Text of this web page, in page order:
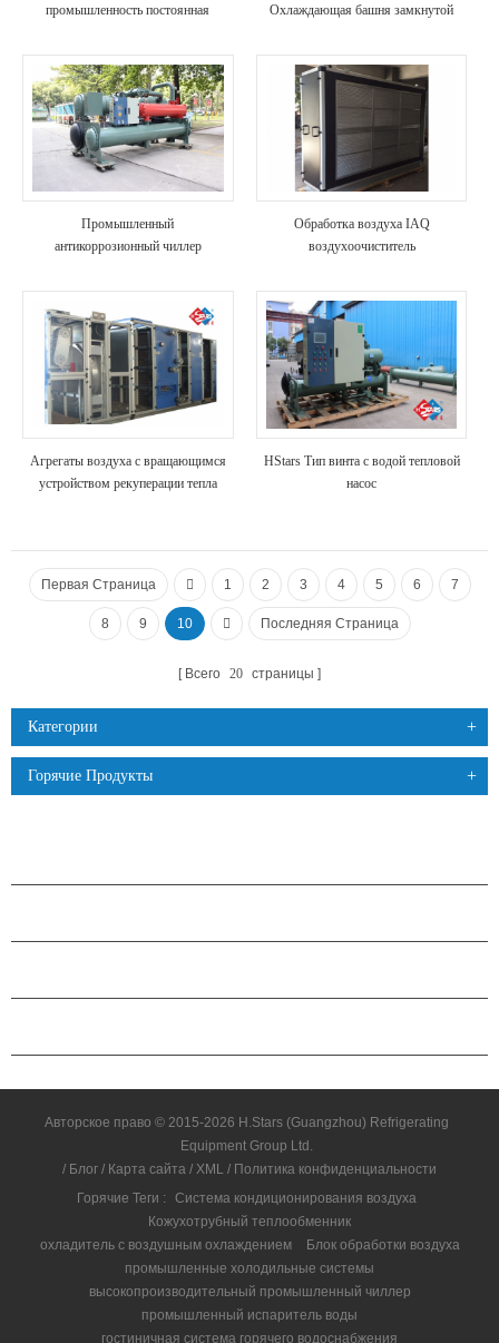
промышленность постоянная
кондиционер
Охлаждающая башня замкнутой
Промышленный
антикоррозионный чиллер
Обработка воздуха IAQ
воздухоочиститель
Агрегаты воздуха с вращающимся
устройством рекуперации тепла
HStars Тип винта с водой тепловой
насос
Первая Страница 1 2 3 4 5 6 7
8 9 10 Последняя Страница
Всего 20 страницы
Категории
Горячие Продукты
Авторское право © 2015-2026 H.Stars (Guangzhou) Refrigerating
Equipment Group Ltd.
/ Блог / Карта сайта / XML / Политика конфиденциальности
Горячие Теги :
Система кондиционирования воздуха
Кожухотрубный теплообменник
охладитель с воздушным охлаждением
Блок обработки воздуха
промышленные холодильные системы
высокопроизводительный промышленный чиллер
промышленный испаритель воды
гостиничная система горячего водоснабжения